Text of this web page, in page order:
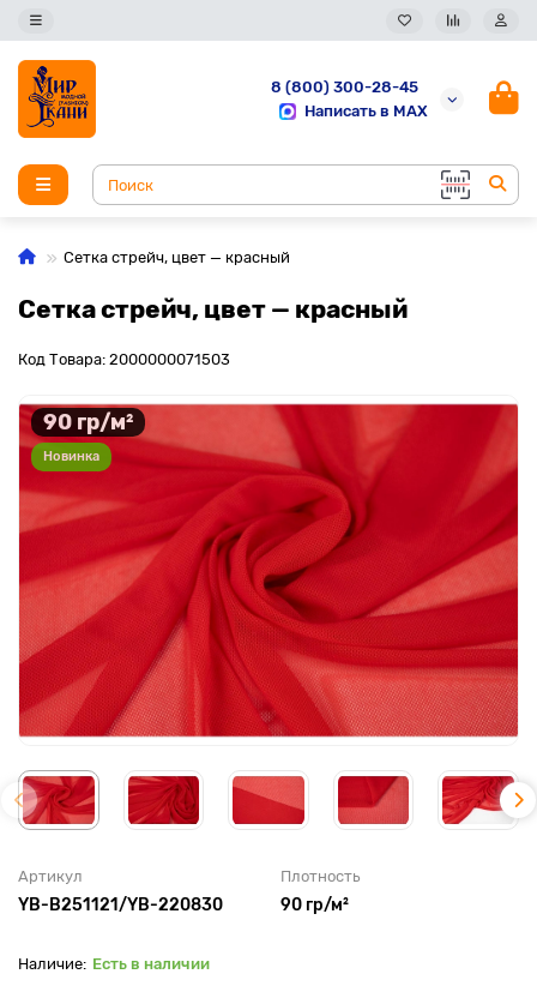
8 (800) 300-28-45
Написать в MAX
Сетка стрейч, цвет — красный
Сетка стрейч, цвет — красный
Код Товара: 2000000071503
90 гр/м²
Новинка
Артикул
YB-B251121/YB-220830
Плотность
90 гр/м²
Есть в наличии